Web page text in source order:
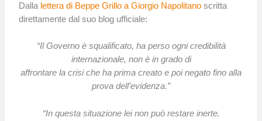
Dalla lettera di Beppe Grillo a Giorgio Napolitanoscritta
direttamente dal suo blog ufficiale:
“Il Governo è squalificato, ha perso ogni credibilità
internazionale, non è in grado di
affrontare la crisi che ha prima creato e poi negato fino alla
prova dell’evidenza.”
“In questa situazione lei non può restare inerte.